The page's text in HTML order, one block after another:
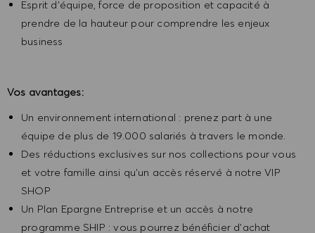
Esprit d’équipe, force de proposition et capacité à
prendre de la hauteur pour comprendre les enjeux
business
Vos avantages:
Un environnement international : prenez part à une
équipe de plus de 19.000 salariés à travers le monde.
Des réductions exclusives sur nos collections pour vous
et votre famille ainsi qu’un accès réservé à notre VIP
SHOP
Un Plan Epargne Entreprise et un accès à notre
programme SHIP : vous pourrez bénéficier d’achat